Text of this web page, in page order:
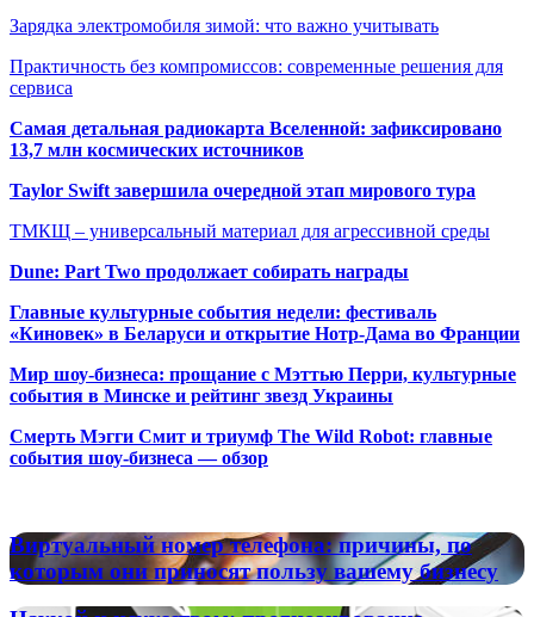
Зарядка электромобиля зимой: что важно учитывать
Практичность без компромиссов: современные решения для
сервиса
Самая детальная радиокарта Вселенной: зафиксировано
13,7 млн космических источников
Taylor Swift завершила очередной этап мирового тура
ТМКЩ – универсальный материал для агрессивной среды
Dune: Part Two продолжает собирать награды
Главные культурные события недели: фестиваль
«Киновек» в Беларуси и открытие Нотр-Дама во Франции
Мир шоу-бизнеса: прощание с Мэттью Перри, культурные
события в Минске и рейтинг звезд Украины
Смерть Мэгги Смит и триумф The Wild Robot: главные
события шоу-бизнеса — обзор
Виртуальный
номер
телефона:
причины,
Виртуальный номер телефона: причины, по
которым они приносят пользу вашему бизнесу